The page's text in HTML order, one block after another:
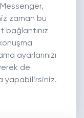
zaman bu
bağlantınız
ayarlarınızı
de
yapabilirsiniz.